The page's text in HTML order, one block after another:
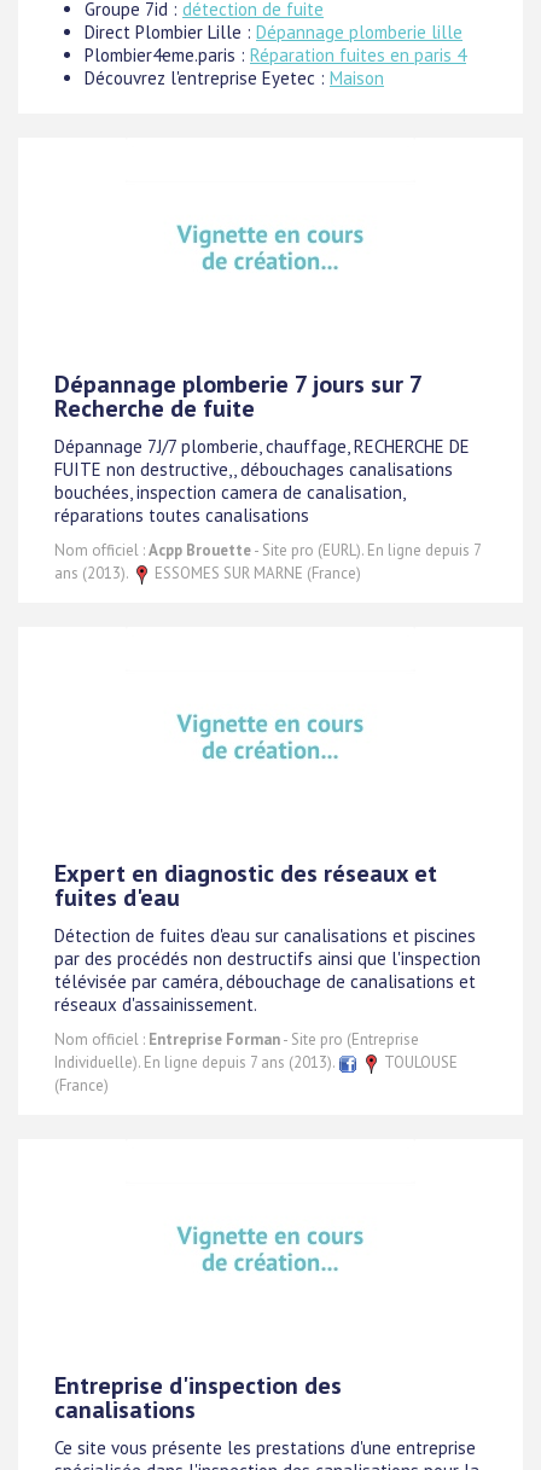
Groupe 7id : détection de fuite
Direct Plombier Lille : Dépannage plomberie lille
Plombier4eme.paris : Réparation fuites en paris 4
Découvrez l'entreprise Eyetec : Maison
Dépannage plomberie 7 jours sur 7
Recherche de fuite
Dépannage 7J/7 plomberie, chauffage, RECHERCHE DE
FUITE non destructive,, débouchages canalisations
bouchées, inspection camera de canalisation,
réparations toutes canalisations
Nom officiel :Acpp Brouette- Site pro (EURL). En ligne depuis 7
ans (2013).
ESSOMES SUR MARNE (France)
Expert en diagnostic des réseaux et
fuites d'eau
Détection de fuites d'eau sur canalisations et piscines
par des procédés non destructifs ainsi que l'inspection
télévisée par caméra, débouchage de canalisations et
réseaux d'assainissement.
Nom officiel : Entreprise Forman- Site pro (Entreprise
Individuelle). En ligne depuis 7 ans (2013).
TOULOUSE
(France)
Entreprise d'inspection des
canalisations
Ce site vous présente les prestations d'une entreprise